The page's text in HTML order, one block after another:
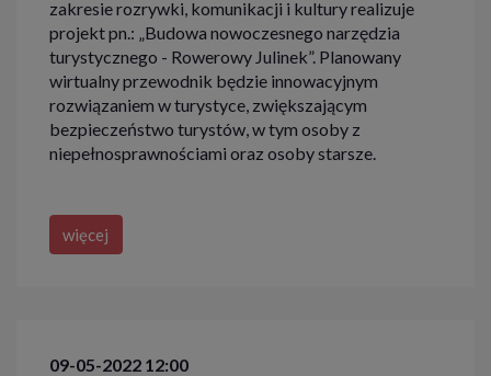
zakresie rozrywki, komunikacji i kultury realizuje
projekt pn.: „Budowa nowoczesnego narzędzia
turystycznego - Rowerowy Julinek”. Planowany
wirtualny przewodnik będzie innowacyjnym
rozwiązaniem w turystyce, zwiększającym
bezpieczeństwo turystów, w tym osoby z
niepełnosprawnościami oraz osoby starsze.
więcej
09-05-2022 12:00